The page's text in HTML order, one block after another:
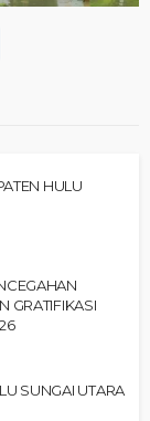
HULU
GRATIFIKASI
SUNGAI UTARA